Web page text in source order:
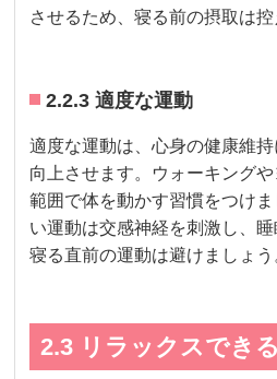
させるため、寝る前の摂取は控
2.2.3 適度な運動
適度な運動は、心身の健康維
向上させます。ウォーキング
範囲で体を動かす習慣をつけ
い運動は交感神経を刺激し、睡
寝る直前の運動は避けましょう
2.3 リラックスでき